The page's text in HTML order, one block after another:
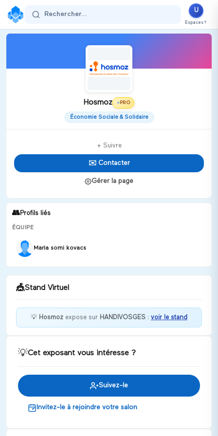
Rechercher...
U
Espaces ▼
Hosmoz ⭐ PRO
Économie Sociale & Solidaire
+ Suivre
✉️ Contacter
Gérer la page
👥Profils liés
ÉQUIPE
Maria somi kovacs
🎪Stand Virtuel
Discuter
💡 Hosmoz expose sur HANDIVOSGES : voir le stand
💡Cet exposant vous intéresse ?
Suivez-le
Invitez-le à rejoindre votre salon